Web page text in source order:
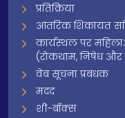
प्रतिक्रिया
आंतरिक शिकायत
कार्यस्थल पर
(रोकथाम, निषेध और
वेब सूचना प्रबंधक
मदद
शी-बॉक्स